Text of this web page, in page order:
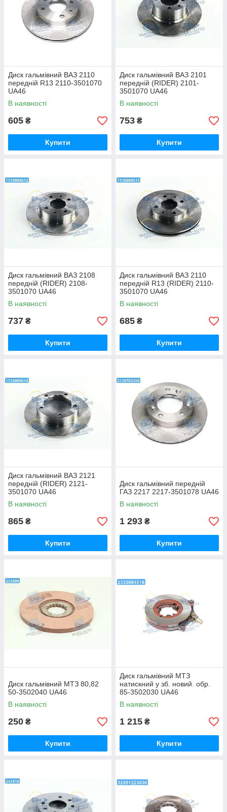
Диск гальмівний ВАЗ 2110
передній R13 2110-3501070
UA46
В наявності
605 ₴
Купити
Диск гальмівний ВАЗ 2101
передній (RIDER) 2101-
3501070 UA46
В наявності
753 ₴
Купити
Диск гальмівний ВАЗ 2108
передній (RIDER) 2108-
3501070 UA46
В наявності
737 ₴
Купити
Диск гальмівний ВАЗ 2110
передній R13 (RIDER) 2110-
3501070 UA46
В наявності
685 ₴
Купити
Диск гальмівний ВАЗ 2121
передній (RIDER) 2121-
3501070 UA46
В наявності
865 ₴
Купити
Диск гальмівний передній
ГАЗ 2217 2217-3501078 UA46
В наявності
1 293 ₴
Купити
Диск гальмівний МТЗ 80,82
50-3502040 UA46
В наявності
250 ₴
Купити
Диск гальмівний МТЗ
натискний у зб. новий. обр.
85-3502030 UA46
В наявності
1 215 ₴
Купити